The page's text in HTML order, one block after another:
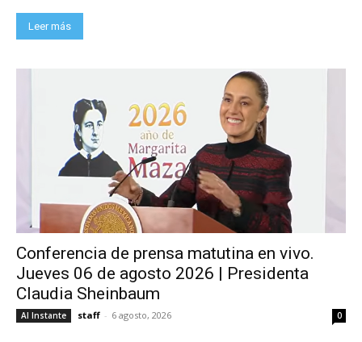
Leer más
Conferencia de prensa matutina en vivo.
Jueves 06 de agosto 2026 | Presidenta
Claudia Sheinbaum
Al Instante staff - 6 agosto, 2026 0